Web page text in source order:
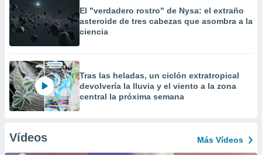
El "verdadero rostro" de Nysa: el extraño
asteroide de tres cabezas que asombra a la
ciencia
Tras las heladas, un ciclón extratropical
devolvería la lluvia y el viento a la zona
central la próxima semana
Vídeos Más Vídeos